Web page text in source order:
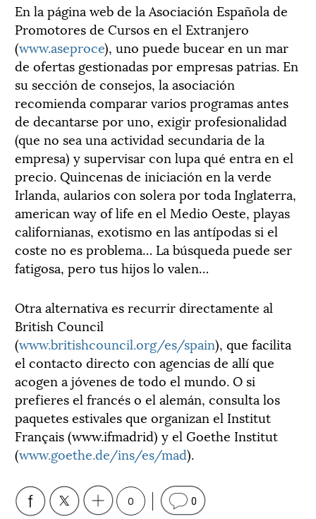
En la página web de la Asociación Española de
Promotores de Cursos en el Extranjero
(www.aseproce), uno puede bucear en un mar
de ofertas gestionadas por empresas patrias. En
su sección de consejos, la asociación
recomienda comparar varios programas antes
de decantarse por uno, exigir profesionalidad
(que no sea una actividad secundaria de la
empresa) y supervisar con lupa qué entra en el
precio. Quincenas de iniciación en la verde
Irlanda, aularios con solera por toda Inglaterra,
american way of life en el Medio Oeste, playas
californianas, exotismo en las antípodas si el
coste no es problema… La búsqueda puede ser
fatigosa, pero tus hijos lo valen…
Otra alternativa es recurrir directamente al
British Council
(www.britishcouncil.org/es/spain), que facilita
el contacto directo con agencias de allí que
acogen a jóvenes de todo el mundo. O si
prefieres el francés o el alemán, consulta los
paquetes estivales que organizan el Institut
Français (www.ifmadrid) y el Goethe Institut
(www.goethe.de/ins/es/mad).
0 0